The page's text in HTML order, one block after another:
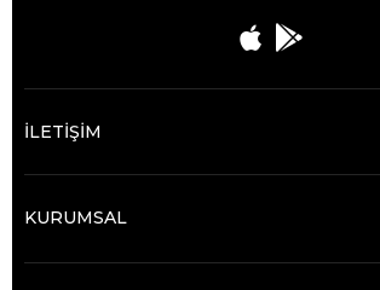
İLETİŞİM
KURUMSAL